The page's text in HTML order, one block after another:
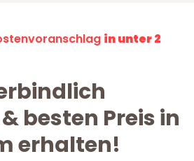
in unter 2
besten Preis in
erhalten!